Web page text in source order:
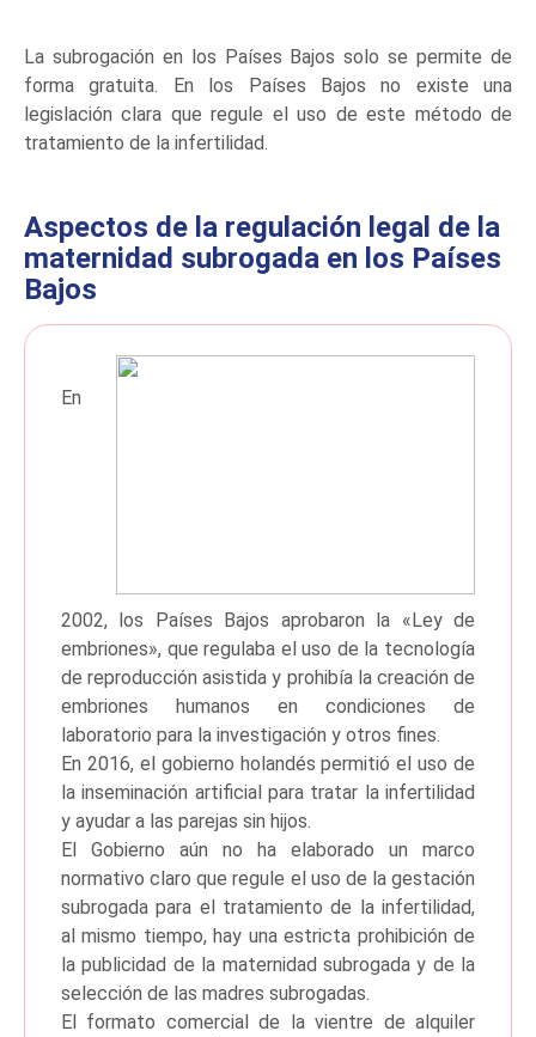
La subrogación en los Países Bajos solo se permite de
forma gratuita. En los Países Bajos no existe una
legislación clara que regule el uso de este método de
tratamiento de la infertilidad.
Aspectos de la regulación legal de la
maternidad subrogada en los Países
Bajos
En
2002, los Países Bajos aprobaron la «Ley de
embriones», que regulaba el uso de la tecnología
de reproducción asistida y prohibía la creación de
embriones humanos en condiciones de
laboratorio para la investigación y otros fines.
En 2016, el gobierno holandés permitió el uso de
la inseminación artificial para tratar la infertilidad
y ayudar a las parejas sin hijos.
El Gobierno aún no ha elaborado un marco
normativo claro que regule el uso de la gestación
subrogada para el tratamiento de la infertilidad,
al mismo tiempo, hay una estricta prohibición de
la publicidad de la maternidad subrogada y de la
selección de las madres subrogadas.
El formato comercial de la vientre de alquiler